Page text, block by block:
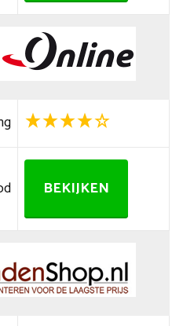
BEKIJKEN